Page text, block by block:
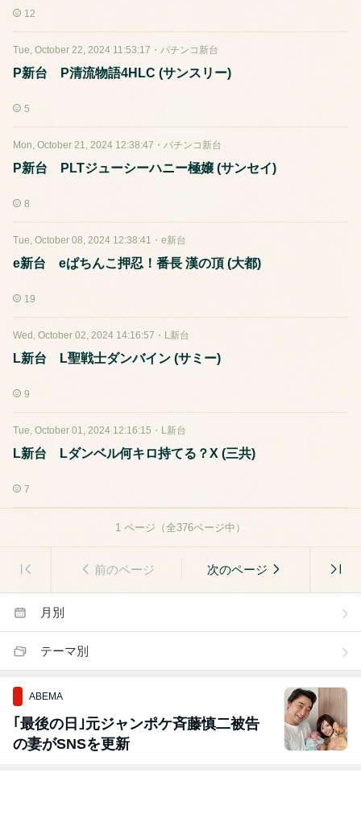
12
Tue, October 22, 2024 11:53:17 ・ パチンコ新台
P新台 P清流物語4HLC (サンスリー)
5
Mon, October 21, 2024 12:38:47 ・ パチンコ新台
P新台 PLTジューシーハニー極嬢 (サンセイ)
8
Tue, October 08, 2024 12:38:41 ・ e新台
e新台 eぱちんこ押忍！番長 漢の頂 (大都)
19
Wed, October 02, 2024 14:16:57 ・ L新台
L新台 L聖戦士ダンバイン (サミー)
9
Tue, October 01, 2024 12:16:15 ・ L新台
L新台 Lダンベル何キロ持てる？X (三共)
7
1 ページ（全376ページ中）
前のページ 次のページ
月別
テーマ別
ABEMA
｢最後の日｣元ジャンポケ斉藤慎二被告
の妻がSNSを更新